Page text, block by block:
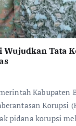
Wujudkan Tata
Kabupaten
Korupsi
pidana korupsi